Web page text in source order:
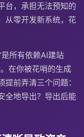
台，承担无法预知的
从零开发新系统，花
是所有依赖AI建站
在你被花哨的生成
前弄清三个问题：
全地导出？导出后能